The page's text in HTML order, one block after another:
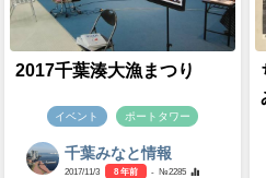
2017千葉湊大漁まつり
イベント ポートタワー
千葉みなと情報
2017/11/3 8 年前
- №2285